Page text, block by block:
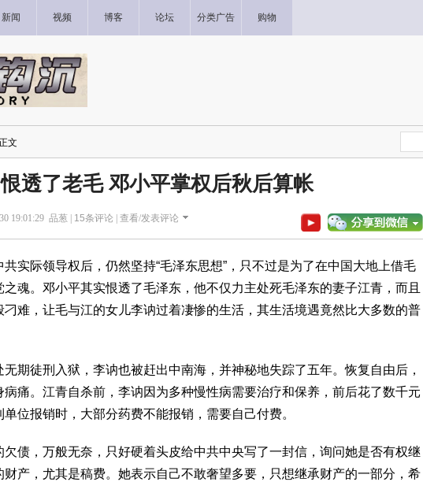
新闻 视频 博客 论坛 分类广告 购物
文
恨透了老毛 邓小平掌权后秋后算帐
19:01:29 品葱 | 15条评论 | 查看/发表评论
际领导权后，仍然坚持“毛泽东思想”，只不过是为了在中国大地上借毛
魂。邓小平其实恨透了毛泽东，他不仅力主处死毛泽东的妻子江青，而且
刁难，让毛与江的女儿李讷过着凄惨的生活，其生活境遇竟然比大多数的普
徒刑入狱，李讷也被赶出中南海，并神秘地失踪了五年。恢复自由后，
痛。江青自杀前，李讷因为多种慢性病需要治疗和保养，前后花了数千元
位报销时，大部分药费不能报销，需要自己付费。
，万般无奈，只好硬着头皮给中共中央写了一封信，询问她是否有权继
财产，尤其是稿费。她表示自己不敢奢望多要，只想继承财产的一部分，希